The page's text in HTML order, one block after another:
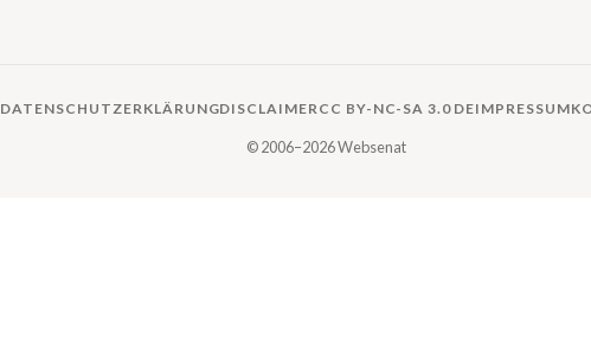
DATENSCHUTZERKLÄRUNGDISCLAIMER CC BY-NC-SA 3.0 DEIMPRESSUM
© 2006–2026 Websenat